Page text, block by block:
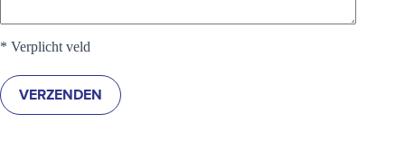
* Verplicht veld